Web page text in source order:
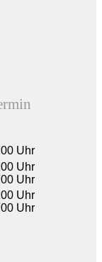
Uhr
Uhr
Uhr
Uhr
Uhr